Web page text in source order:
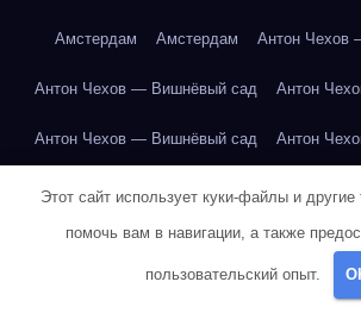
Амстердам Амстердам Антон Чехов
Антон Чехов — Вишнёвый сад Антон
Антон Чехов — Вишнёвый сад Антон
Антон Чехов — Вишнёвый сад Антон
Антон Чехов — Вишнёвый сад Антон
Этот сайт использует куки-файлы и другие
помочь вам в навигации, а также
пользовательский опыт.